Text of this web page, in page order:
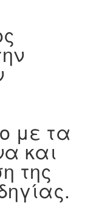
με τα
και
της